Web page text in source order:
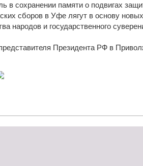
сохранении памяти о подвигах
сборов в Уфе лягут в основу
народов и государственного
Президента РФ в